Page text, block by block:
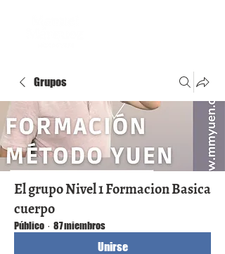
Grupos
El grupo Nivel 1 Formacion Basica
cuerpo
Público · 87 miembros
Unirse